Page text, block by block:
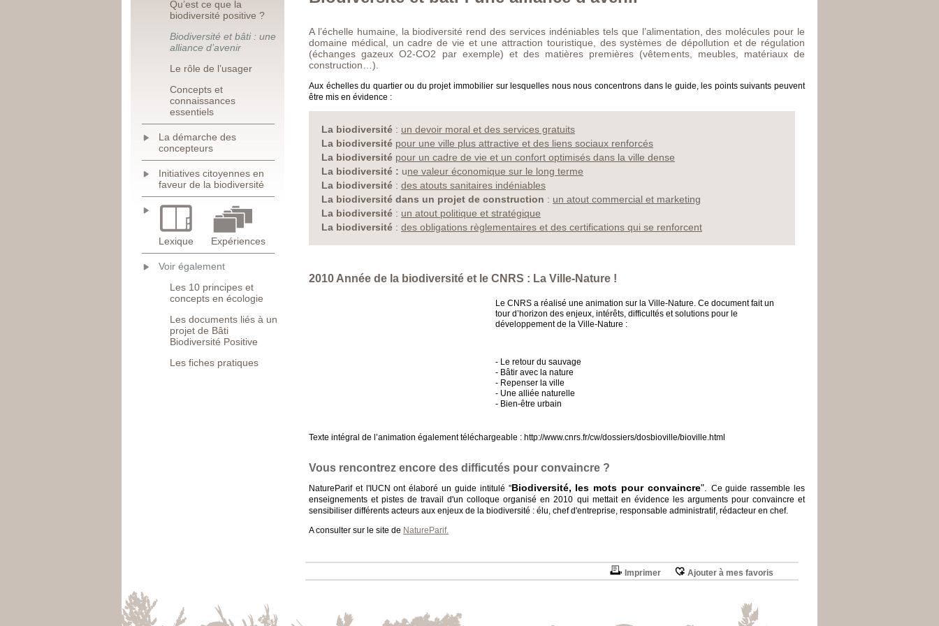
Qu’est ce que la
biodiversité positive ?
Biodiversité et bâti : une
alliance d’avenir
Le rôle de l’usager
Concepts et
connaissances
essentiels
La démarche des
concepteurs
Initiatives citoyennes en
faveur de la biodiversité
Lexique Expériences
Voir également
Les 10 principes et
concepts en écologie
Les documents liés à un
projet de Bâti
Biodiversité Positive
Les fiches pratiques
A l’échelle humaine, la biodiversité rend des services indéniables tels que l’alimentation, des molécules pour le
domaine médical, un cadre de vie et une attraction touristique, des systèmes de dépollution et de régulation
(échanges gazeux O2-CO2 par exemple) et des matières premières (vêtements, meubles, matériaux de
construction…).
Aux échelles du quartier ou du projet immobilier sur lesquelles nous nous concentrons dans le guide, les points suivants peuvent
être mis en évidence :
La biodiversité : un devoir moral et des services gratuits
La biodiversité pour une ville plus attractive et des liens sociaux renforcés
La biodiversité pour un cadre de vie et un confort optimisés dans la ville dense
La biodiversité : une valeur économique sur le long terme
La biodiversité : des atouts sanitaires indéniables
La biodiversité dans un projet de construction : un atout commercial et marketing
La biodiversité : un atout politique et stratégique
La biodiversité : des obligations règlementaires et des certifications qui se renforcent
2010 Année de la biodiversité et le CNRS : La Ville-Nature !
Le CNRS a réalisé une animation sur la Ville-Nature. Ce document fait un
tour d’horizon des enjeux, intérêts, difficultés et solutions pour le
développement de la Ville-Nature :
- Le retour du sauvage
- Bâtir avec la nature
- Repenser la ville
- Une alliée naturelle
- Bien-être urbain
Texte intégral de l’animation également téléchargeable : http://www.cnrs.fr/cw/dossiers/dosbioville/bioville.html
Vous rencontrez encore des difficutés pour convaincre ?
NatureParif et l'IUCN ont élaboré un guide intitulé "Biodiversité, les mots pour convaincre".
Ce guide rassemble les
enseignements et pistes de travail d'un colloque organisé en 2010 qui mettait en évidence les arguments pour convaincre et
sensibiliser différents acteurs aux enjeux de la biodiversité : élu, chef d'entreprise, responsable administratif, rédacteur en chef.
A consulter sur le site de NatureParif.
Imprimer Ajouter à mes favoris